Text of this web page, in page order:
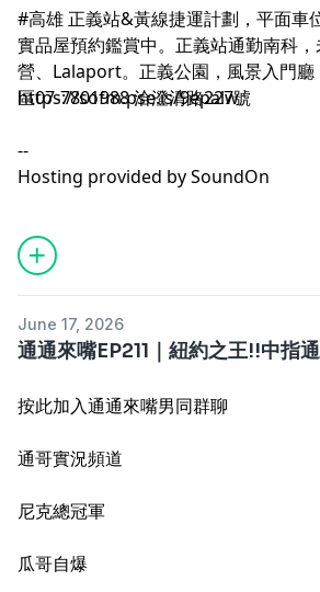
#高雄 正義站&黃線捷運計劃，平面車
實品屋預約鑑賞中。正義站通勤南科
營、Lalaport。正義公園，風景入門廳
區07-7801988 洽澄清路227號
https://sofm.pse.is/9epalw
--
Hosting provided bySoundOn
June 17, 2026
通通來嘴EP211｜紐約之王!!中指
按此加入通通來嘴男同群聊
通哥實況頻道
尼克總冠軍
瓜哥自爆